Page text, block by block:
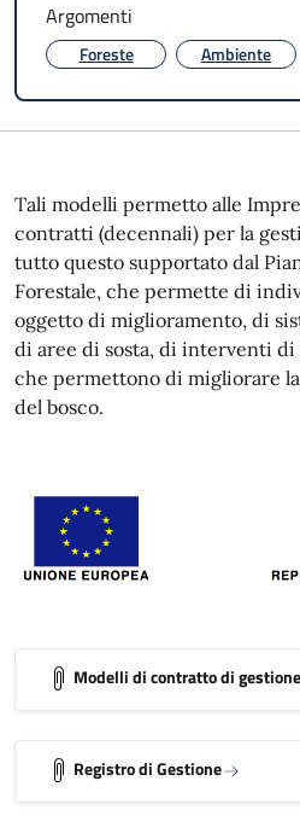
Argomenti
Foreste Ambiente
Tali modelli permetto alle
contratti (decennali) per la
tutto questo supportato dal
Forestale, che permette di
oggetto di miglioramento, di
di aree di sosta, di interventi
che permettono di migliorare
del bosco.
Modelli di contratto di
Registro di Gestione